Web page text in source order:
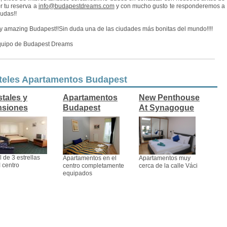
tu reserva a info@budapestdreams.comy con mucho gusto te responderemos a
amazing Budapest!!Sin duda una de las ciudades más bonitas del mundo!!!!
de Budapest Dreams
Apartamentos Budapest
y
de 3 estrellas
centro
Apartamentos
Budapest
Apartamentos en el
centro completamente
equipados
New Penthouse
At Synagogue
Apartamentos muy
cerca de la calle Váci